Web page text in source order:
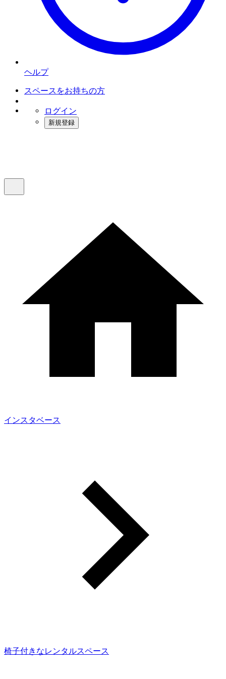
ヘルプ
スペースをお持ちの方
ログイン
新規登録
インスタベース
椅子付きなレンタルスペース